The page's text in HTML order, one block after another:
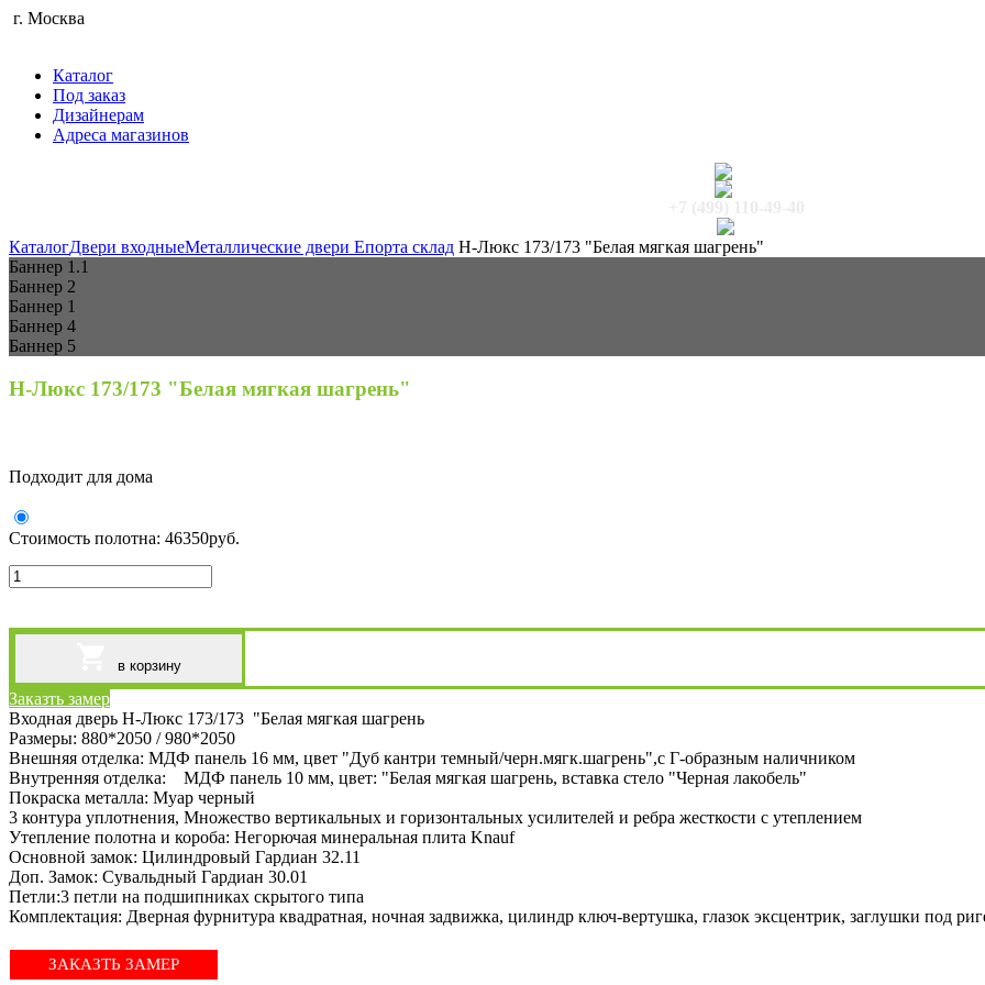
г. Москва
Каталог
Под заказ
Дизайнерам
Адреса магазинов
КаталогДвери входныеМеталлические двери Епорта склад Н-Люкс 173/173 "Белая мягкая шагрень"
Баннер 1.1
Баннер 2
Баннер 1
Баннер 4
Баннер 5
Н-Люкс 173/173 "Белая мягкая шагрень"
Подходит для дома
Стоимость полотна: 46350руб.
в корзину
Заказть замер
Входная дверь Н-Люкс 173/173 "Белая мягкая шагрень
Размеры: 880*2050 / 980*2050
Внешняя отделка: МДФ панель 16 мм, цвет "Дуб кантри темный/черн.мягк.шагрень",с Г-образным наличником
Внутренняя отделка: МДФ панель 10 мм, цвет: "Белая мягкая шагрень, вставка стело "Черная лакобель"
Покраска металла: Муар черный
3 контура уплотнения, Множество вертикальных и горизонтальных усилителей и ребра жесткости с утеплением
Утепление полотна и короба: Негорючая минеральная плита Knauf
Основной замок: Цилиндровый Гардиан 32.11
Доп. Замок: Сувальдный Гардиан 30.01
Петли:3 петли на подшипниках скрытого типа
Комплектация: Дверная фурнитура квадратная, ночная задвижка, цилиндр ключ-вертушка, глазок эксцентрик, заглушки под
ЗАКАЗТЬ ЗАМЕР